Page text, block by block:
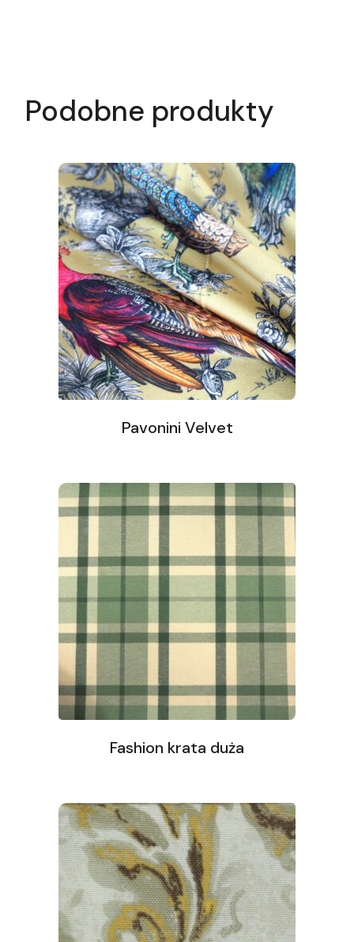
Podobne produkty
Pavonini Velvet
Fashion krata duża